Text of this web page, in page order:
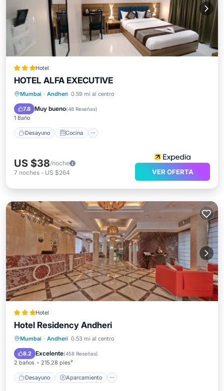
Hotel
HOTEL ALFA EXECUTIVE
Mumbai · Andheri 0.59 mi al centro
7.8 Muy bueno(48 Reseñas)
1 Baño
Desayuno Cocina
Desayuno
Cocina
Aire acondicionado
US $38/noche
7 noches - US $264 VER OFERTA
Hotel
Hotel Residency Andheri
Mumbai · Andheri 0.53 mi al centro
8.2 Excelente(458 Reseñas)
2 baños 215.28 pies²
Desayuno Aparcamiento
Desayuno
Aparcamiento
Aire acondicionado